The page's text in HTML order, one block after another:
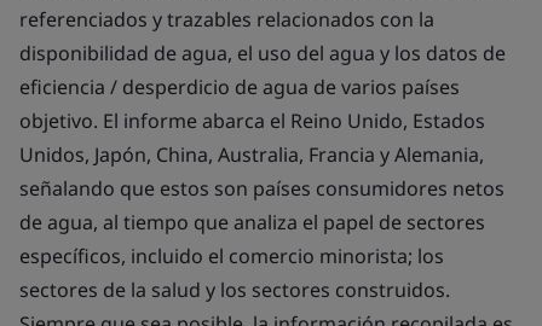
referenciados y trazables relacionados con la
disponibilidad de agua, el uso del agua y los datos de
eficiencia / desperdicio de agua de varios países
objetivo. El informe abarca el Reino Unido, Estados
Unidos, Japón, China, Australia, Francia y Alemania,
señalando que estos son países consumidores netos
de agua, al tiempo que analiza el papel de sectores
específicos, incluido el comercio minorista; los
sectores de la salud y los sectores construidos.